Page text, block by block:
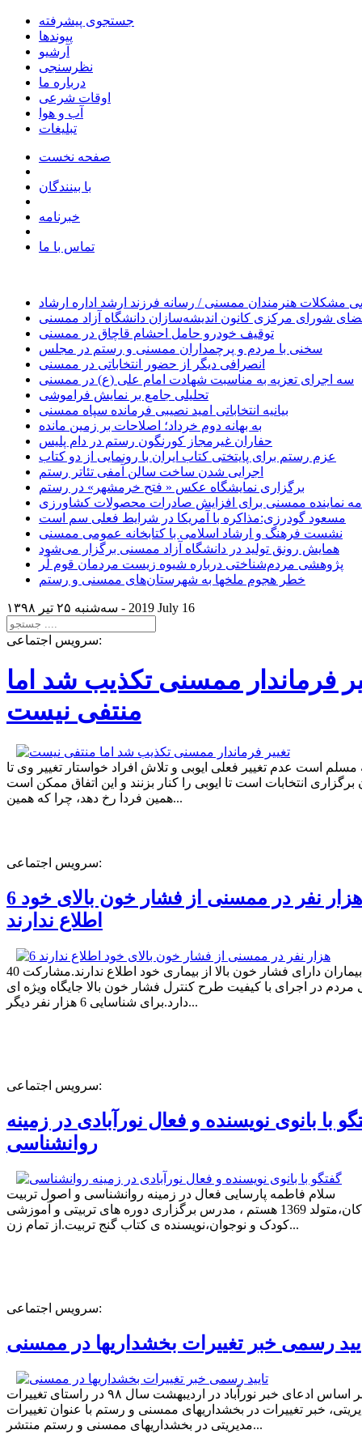
جستجوی پیشرفته
پیوندها
آرشیو
نظرسنجی
درباره ما
اوقات شرعی
آب و هوا
تبلیغات
صفحه نخست
با بینندگان
خبرنامه
تماس با ما
مشکلات هنرمندان ممسنی / رسانه فرزند ارشد اداره ارشاد
شورای مرکزی کانون اندیشه‌سازان دانشگاه آزاد ممسنی
توقیف خودرو حامل احشام قاچاق در ممسنی
سخنی با مردم و پرچمداران ممسنی و رستم در مجلس
انصرافی دیگر از حضور انتخاباتی در ممسنی
سه اجرای تعزیه به مناسبت شهادت امام علی (ع) در ممسنی
تحلیلی جامع بر نمایش فراموشی
بیانیه انتخاباتی امید نصیبی فرمانده سپاه ممسنی
به بهانه دوم خرداد؛ اصلاحات بر زمین مانده
حفاران غیرمجاز کورنگون رستم در دام پلیس
عزم رستم برای پایتختی کتاب ایران با رونمایی از دو کتاب
اجرایی شدن ساخت سالن آمفی تئاتر رستم
برگزاری نمایشگاه عکس « فتح خرمشهر» در رستم
نماینده ممسنی برای افزایش صادرات محصولات کشاورزی
مسعود گودرزی:مذاکره با آمریکا در شرایط فعلی سم است
نشست فرهنگ و ارشاد اسلامی با کتابخانه عمومی ممسنی
همایش رونق تولید در دانشگاه آزاد ممسنی برگزار می‌شود
پژوهشی مردم‌شناختی درباره شیوه زیست مردمان قوم لُر
خطر هجوم ملخها به شهرستان‌های ممسنی و رستم
سه‌شنبه ۲۵ تير ۱۳۹۸ - 2019 July 16
سرویس اجتماعی:
فرماندار ممسنی تکذیب شد اما
منتفی نیست
مسلم است عدم تغییر فعلی ایوبی و تلاش افراد خواستار تغییر وی تا
برگزاری انتخابات است تا ایوبی را کنار بزنند و این اتفاق ممکن است
همین فردا رخ دهد، چرا که همین...
سرویس اجتماعی:
6 هزار نفر در ممسنی از فشار خون بالای خود
اطلاع ندارند
40 درصد بیماران دارای فشار خون بالا از بیماری خود اطلاع ندارند.مشارکت
در اجرای با کیفیت طرح کنترل فشار خون بالا جایگاه ویژه ای
دارد.برای شناسایی 6 هزار نفر دیگر...
سرویس اجتماعی:
با بانوی نویسنده و فعال نورآبادی در زمینه
روانشناسی
سلام فاطمه پارسایی فعال در زمینه روانشناسی و اصول تربیت
کودکان،متولد 1369 هستم ، مدرس برگزاری دوره های تربیتی و آموزشی
کودک و نوجوان،نویسنده ی کتاب گنج تربیت.از تمام زن...
سرویس اجتماعی:
رسمی خبر تغییرات بخشداریها در ممسنی
بر اساس ادعای خبر نورآباد در اردیبهشت سال ۹۸ در راستای تغییرات
خبر تغییرات در بخشداریهای ممسنی و رستم با عنوان تغییرات
مدیریتی در بخشداریهای ممسنی و رستم منتشر...